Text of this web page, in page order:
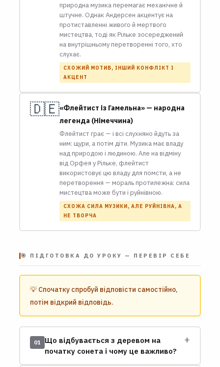
природна музика перемагає механічне й
штучне. Однак Андерсен акцентує на
протиставленні живого й мертвого
мистецтва, тоді як Рільке зосереджений
на внутрішньому перетворенні того, хто
слухає.
СХОЖИЙ МОТИВ, ІНШИЙ КОНФЛІКТ І
АКЦЕНТ
🇩🇪«Флейтист із Гамельна» — народна
легенда (Німеччина)
Флейтист грає — і всі слухняно йдуть за
ним: щури, а потім діти. Музика має владу
над природою і людиною. Але на відміну
від Орфея у Рільке, флейтист
використовує цю владу для помсти, а не
перетворення — мораль протилежна: сила
мистецтва може бути і руйнівною.
СХОЖА СИЛА МУЗИКИ, АЛЕ РУЙНІВНА, А
НЕ ТВОРЧА
🎯 ПІДГОТОВКА ДО УРОКУ — ПЕРЕВІР СЕБЕ
💡 Спочатку спробуй відповісти самостійно,
потім відкрий відповідь.
01
Що відбувається з деревом на
початку сонета і чому це важливо?
+